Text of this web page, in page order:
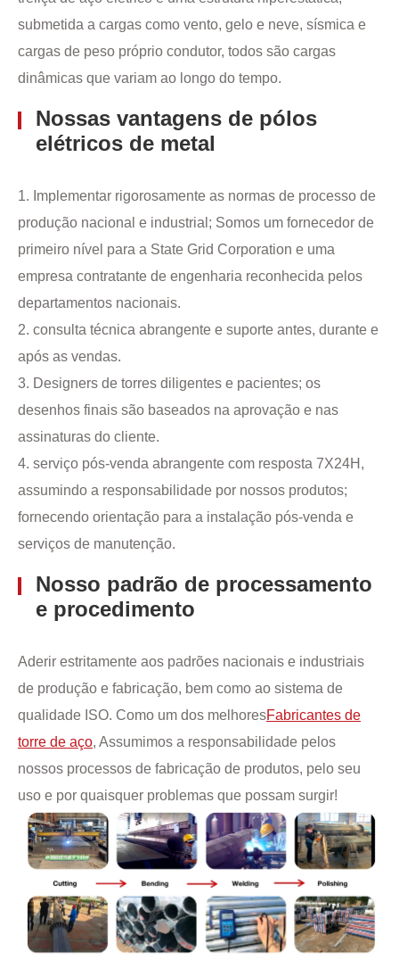
submetida a cargas como vento, gelo e neve, sísmica e
cargas de peso próprio condutor, todos são cargas
dinâmicas que variam ao longo do tempo.
Nossas vantagens de pólos
elétricos de metal
1. Implementar rigorosamente as normas de processo de
produção nacional e industrial; Somos um fornecedor de
primeiro nível para a State Grid Corporation e uma
empresa contratante de engenharia reconhecida pelos
departamentos nacionais.
2. consulta técnica abrangente e suporte antes, durante e
após as vendas.
3. Designers de torres diligentes e pacientes; os
desenhos finais são baseados na aprovação e nas
assinaturas do cliente.
4. serviço pós-venda abrangente com resposta 7X24H,
assumindo a responsabilidade por nossos produtos;
fornecendo orientação para a instalação pós-venda e
serviços de manutenção.
Nosso padrão de processamento
e procedimento
Aderir estritamente aos padrões nacionais e industriais
de produção e fabricação, bem como ao sistema de
qualidade ISO. Como um dos melhoresFabricantes de
torre de aço, Assumimos a responsabilidade pelos
nossos processos de fabricação de produtos, pelo seu
uso e por quaisquer problemas que possam surgir!